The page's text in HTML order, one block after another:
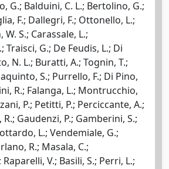
G.; Balduini, C. L.; Bertolino, G.;
F.; Dallegri, F.; Ottonello, L.;
W. S.; Carassale, L.;
Traisci, G.; De Feudis, L.; Di
N. L.; Buratti, A.; Tognin, T.;
S.; Purrello, F.; Di Pino,
R.; Falanga, L.; Montrucchio,
P.; Petitti, P.; Perciccante, A.;
R.; Gaudenzi, P.; Gamberini, S.;
L.; Vendemiale, G.;
R.; Masala, C.;
V.; Basili, S.; Perri, L.;